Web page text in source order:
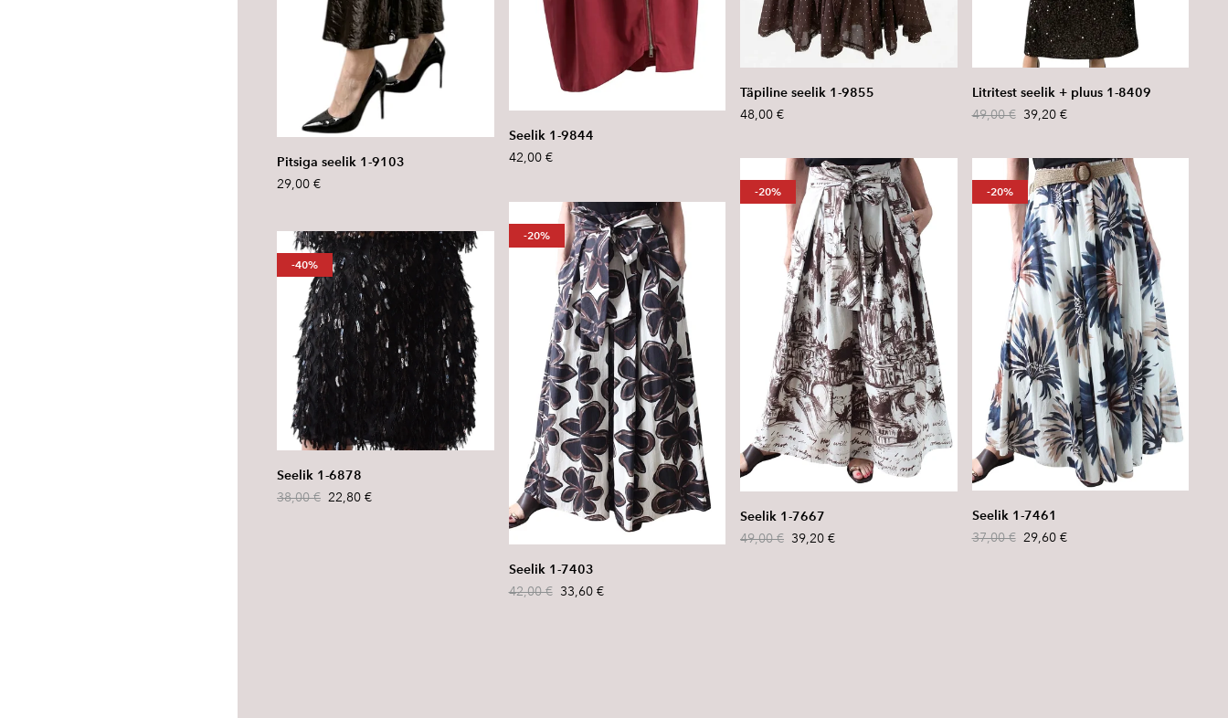
Pitsiga seelik 1-9103
29,00 €
Täpiline seelik 1-9855
48,00 €
Seelik 1-9844
42,00 €
Litritest seelik + pluus 1-8409
49,00 € 39,20 €
-20%
Seelik 1-7667
49,00 € 39,20 €
-20%
Seelik 1-7461
37,00 € 29,60 €
-20%
Seelik 1-7403
42,00 € 33,60 €
-40%
Seelik 1-6878
38,00 € 22,80 €